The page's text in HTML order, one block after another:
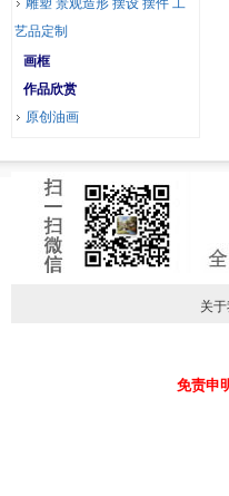
雕塑 景观造形 摆设 摆件 工
艺品定制
画框
作品欣赏
原创油画
关
免责申